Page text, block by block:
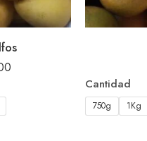
Cantidad
750g 1Kg